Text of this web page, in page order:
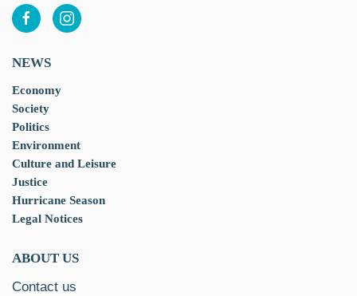
NEWS
Economy
Society
Politics
Environment
Culture and Leisure
Justice
Hurricane Season
Legal Notices
ABOUT US
Contact us